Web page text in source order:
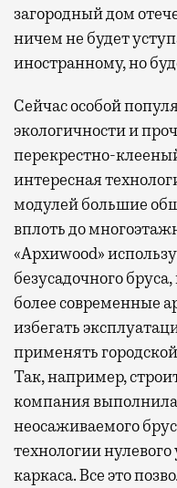
загородный дом
ничем не будет
иностранному, но
Сейчас особой
экологичности и
перекрестно-
интересная
модулей большие
вплоть до
«Архиwood»
безусадочного
более современные
избегать
применять
Так, например,
компания
неосаживаемого
технологии
каркаса. Все это